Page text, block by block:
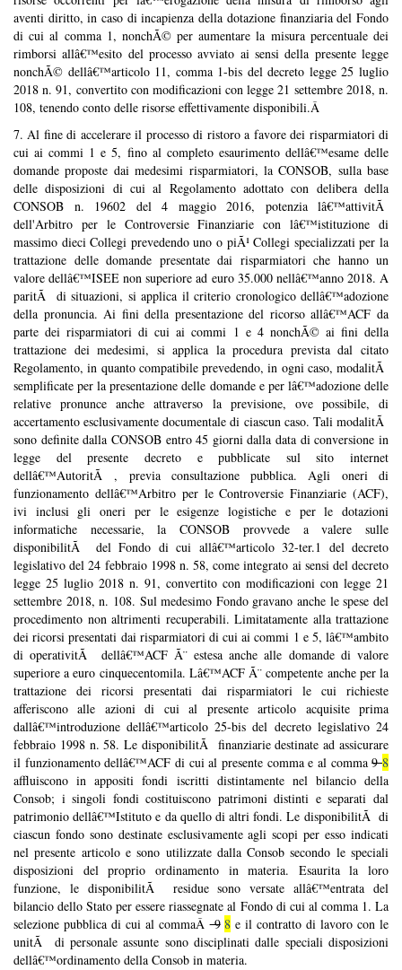
aventi diritto, in caso di incapienza della dotazione finanziaria del Fondo
di cui al comma 1, nonchÃ© per aumentare la misura percentuale dei
rimborsi allâ€™esito del processo avviato ai sensi della presente legge
nonchÃ© dellâ€™articolo 11, comma 1-bis del decreto legge 25 luglio
2018 n. 91, convertito con modificazioni con legge 21 settembre 2018, n.
108, tenendo conto delle risorse effettivamente disponibili.Â
7. Al fine di accelerare il processo di ristoro a favore dei risparmiatori di
cui ai commi 1 e 5, fino al completo esaurimento dellâ€™esame delle
domande proposte dai medesimi risparmiatori, la CONSOB, sulla base
delle disposizioni di cui al Regolamento adottato con delibera della
CONSOB n. 19602 del 4 maggio 2016, potenzia lâ€™attivitÃ
dell'Arbitro per le Controversie Finanziarie con lâ€™istituzione di
massimo dieci Collegi prevedendo uno o piÃ¹ Collegi specializzati per la
trattazione delle domande presentate dai risparmiatori che hanno un
valore dellâ€™ISEE non superiore ad euro 35.000 nellâ€™anno 2018. A
paritÃ di situazioni, si applica il criterio cronologico dellâ€™adozione
della pronuncia.Ai fini della presentazione del ricorso allâ€™ACF da
parte dei risparmiatori di cui ai commi 1 e 4 nonchÃ© ai fini della
trattazione dei medesimi, si applica la procedura prevista dal citato
Regolamento, in quanto compatibile prevedendo, in ogni caso, modalitÃ
semplificate per la presentazione delle domande e per lâ€™adozione delle
relative pronunce anche attraverso la previsione, ove possibile, di
accertamento esclusivamente documentale di ciascun caso. Tali modalitÃ
sono definite dalla CONSOB entro 45 giorni dalla data di conversione in
legge del presente decreto e pubblicate sul sito internet
dellâ€™AutoritÃ , previa consultazione pubblica. Agli oneri di
funzionamento dellâ€™Arbitro per le Controversie Finanziarie (ACF),
ivi inclusi gli oneri per le esigenze logistiche e per le dotazioni
informatiche necessarie, la CONSOB provvede a valere sulle
disponibilitÃ del Fondo dicui allâ€™articolo32-ter.1 del decreto
legislativo del 24 febbraio 1998 n. 58, come integrato ai sensi del decreto
legge 25 luglio 2018 n. 91, convertito con modificazioni con legge 21
settembre 2018, n. 108. Sul medesimo Fondo gravano anche le spese del
procedimento non altrimenti recuperabili. Limitatamente alla trattazione
dei ricorsi presentati dai risparmiatori di cui ai commi 1 e 5, lâ€™ambito
di operativitÃ dellâ€™ACF Ã¨ estesa anche alle domande di valore
superiore a euro cinquecentomila. Lâ€™ACF Ã¨ competente anche per la
trattazione dei ricorsi presentati dai risparmiatori le cui richieste
afferiscono alle azioni di cui al presente articolo acquisite prima
dallâ€™introduzione dellâ€™articolo 25-bis del decreto legislativo 24
febbraio 1998 n. 58. Le disponibilitÃ finanziarie destinate ad assicurare
il funzionamento dellâ€™ACF di cui al presente comma e al comma98
affluiscono in appositi fondi iscritti distintamente nel bilancio della
Consob; i singoli fondi costituiscono patrimoni distinti e separati dal
patrimonio dellâ€™Istituto e da quello di altri fondi. Le disponibilitÃ di
ciascun fondo sono destinate esclusivamente agli scopi per esso indicati
nel presente articolo e sono utilizzate dalla Consob secondo le speciali
disposizioni del proprio ordinamento in materia. Esaurita la loro
funzione, le disponibilitÃ residue sono versate allâ€™entrata del
bilancio dello Stato per essere riassegnate al Fondo di cui al comma 1. La
selezione pubblica di cui al commaÂ9 8 e il contratto di lavoro con le
unitÃ di personale assunte sono disciplinati dalle speciali disposizioni
dellâ€™ordinamento della Consob in materia.